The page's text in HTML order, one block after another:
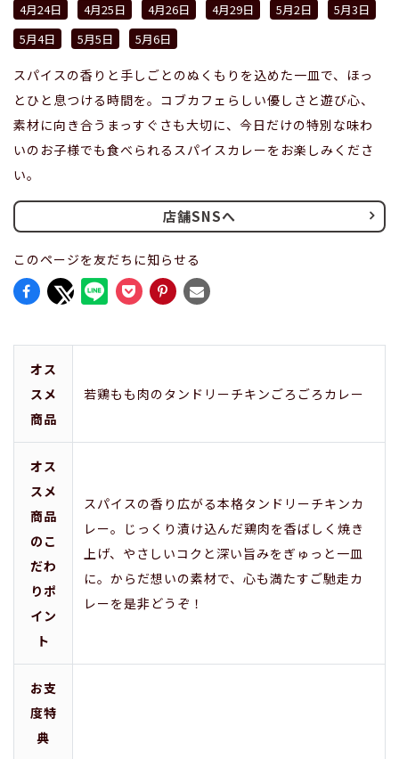
4月24日
4月25日 4月26日 4月29日 5月2日
5月3日
5月4日
5月5日 5月6日
スパイスの香りと手しごとのぬくもりを込めた一皿で、ほっ
とひと息つける時間を。コブカフェらしい優しさと遊び心、
素材に向き合うまっすぐさも大切に、今日だけの特別な味わ
いのお子様でも食べられるスパイスカレーをお楽しみくださ
い。
店舗SNSへ
このページを友だちに知らせる
オス
スメ
商品
若鶏もも肉のタンドリーチキンごろごろカレー
オス
スメ
商品
のこ
だわ
りポ
イン
ト
スパイスの香り広がる本格タンドリーチキンカ
レー。じっくり漬け込んだ鶏肉を香ばしく焼き
上げ、やさしいコクと深い旨みをぎゅっと一皿
に。からだ想いの素材で、心も満たすご馳走カ
レーを是非どうぞ！
お支
度特
典